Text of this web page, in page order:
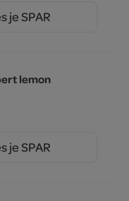
je SPAR
lemon
je SPAR